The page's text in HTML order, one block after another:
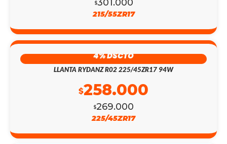
$301.000
215/55ZR17
4% DSCTO
LLANTA RYDANZ R02 225/45ZR17 94W
$269.000
$258.000
225/45ZR17